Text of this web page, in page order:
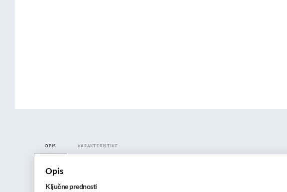
OPIS KARAKTERISTIKE
Opis
Ključne prednosti